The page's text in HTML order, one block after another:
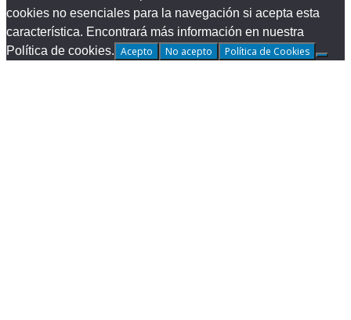
cookies no esenciales para la navegación si acepta esta
característica. Encontrará más información en nuestra
Política de cookies. Acepto No acepto Política de Cookies